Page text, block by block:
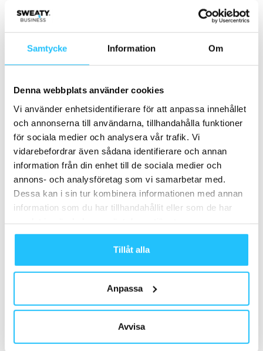
Samtycke Information Om
Denna webbplats använder cookies
Vi använder enhetsidentifierare för att anpassa innehållet
och annonserna till användarna, tillhandahålla funktioner
för sociala medier och analysera vår trafik. Vi
vidarebefordrar även sådana identifierare och annan
information från din enhet till de sociala medier och
annons- och analysföretag som vi samarbetar med.
Dessa kan i sin tur kombinera informationen med annan
information som du har tillhandahållit eller som de har
Tillåt alla
Anpassa
Avvisa
Ladda fler
Tjurruset växer – två nya orter
Actic Group delårsrapport Q3-
Sofi Andersson tar över vd-
rollen på Umeå Sport & Motion
Kost & dryck
Celsius lanserar BCAA-dryck